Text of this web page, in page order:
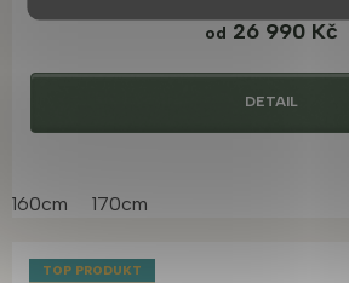
od 26 990 Kč
DETAIL
160cm 170cm
TOP PRODUKT